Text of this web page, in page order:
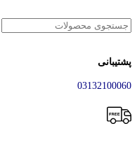
پشتیبانی
03132100060